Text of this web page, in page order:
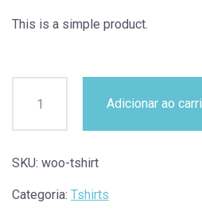
This is a simple product.
Adicionar ao
SKU: woo-tshirt
Categoria: Tshirts